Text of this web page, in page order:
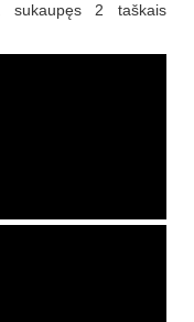
sukaupęs 2 taškais